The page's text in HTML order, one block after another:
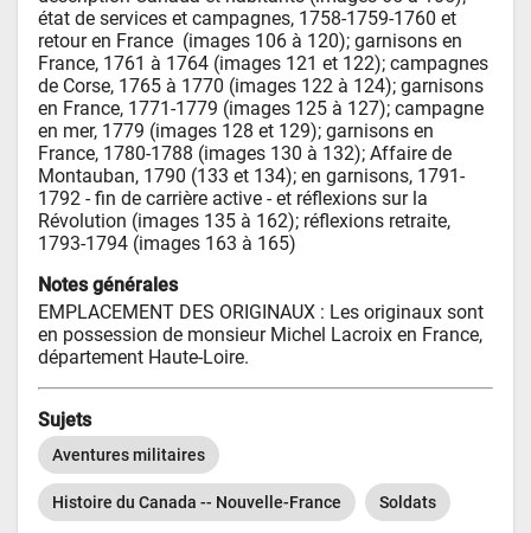
état de services et campagnes, 1758-1759-1760 et
retour en France  (images 106 à 120); garnisons en
France, 1761 à 1764 (images 121 et 122); campagnes
de Corse, 1765 à 1770 (images 122 à 124); garnisons
en France, 1771-1779 (images 125 à 127); campagne
en mer, 1779 (images 128 et 129); garnisons en
France, 1780-1788 (images 130 à 132); Affaire de
Montauban, 1790 (133 et 134); en garnisons, 1791-
1792 - fin de carrière active - et réflexions sur la
Révolution (images 135 à 162); réflexions retraite,
1793-1794 (images 163 à 165)
Notes générales
EMPLACEMENT DES ORIGINAUX : Les originaux sont
en possession de monsieur Michel Lacroix en France,
département Haute-Loire.
Sujets
Aventures militaires
Histoire du Canada -- Nouvelle-France Soldats